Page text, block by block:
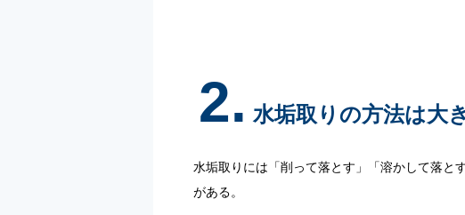
2. 水垢取りの方法は大
水垢取りには「削って落とす」「溶かして落と
がある。